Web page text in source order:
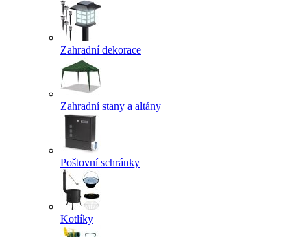
Zahradní dekorace
Zahradní stany a altány
Poštovní schránky
Kotlíky